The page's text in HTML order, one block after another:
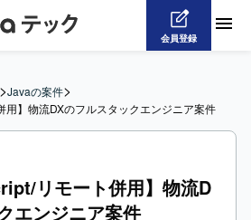
会員登録
>Javaの案件>
用】物流DXのフルスタックエンジニア案件
リモート併用】物流D
エンジニア案件